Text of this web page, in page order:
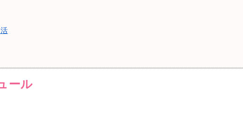
ール